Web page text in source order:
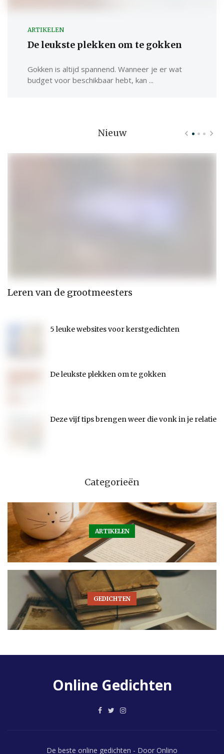
ARTIKELEN
De leukste plekken om te gokken
Gokken is altijd spannend. Wanneer je er wat
budget voor beschikbaar hebt, kan ...
Nieuw
Leren van de grootmeesters
5 leuke websites voor kerstgedichten
De leukste plekken om te gokken
Deze vijf tips brengen weer die vonk in je relatie
Categorieën
ARTIKELEN
GEDICHTEN
Online Gedichten
De beste online gedichten - Door Onlino